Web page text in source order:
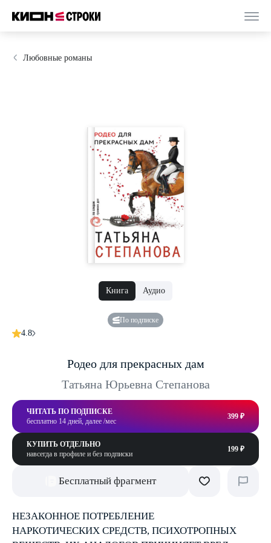
Любовные романы
Книга Аудио
По подписке
4.8
Родео для прекрасных дам
Татьяна Юрьевна Степанова
ЧИТАТЬ ПО ПОДПИСКЕ
бесплатно 14 дней, далее /мес
399 ₽
КУПИТЬ ОТДЕЛЬНО
навсегда в профиле и без подписки
199 ₽
Бесплатный фрагмент
НЕЗАКОННОЕ ПОТРЕБЛЕНИЕ
НАРКОТИЧЕСКИХ СРЕДСТВ, ПСИХОТРОПНЫХ